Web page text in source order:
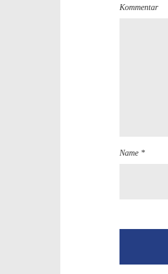
Kommentar
Name *